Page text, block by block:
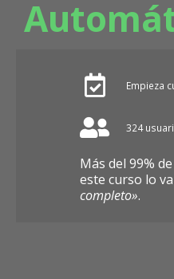
Empieza
324
Más del 99%
este curso lo
completo».